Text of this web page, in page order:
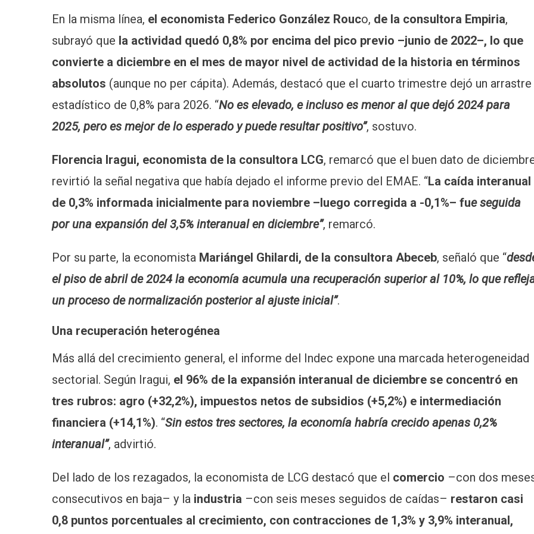
En la misma línea, el economista Federico González Rouco, de la consultora Empiria,
subrayó que la actividad quedó 0,8% por encima del pico previo –junio de 2022–, lo que
convierte a diciembre en el mes de mayor nivel de actividad de la historia en términos
absolutos (aunque no per cápita). Además, destacó que el cuarto trimestre dejó un arrastre
estadístico de 0,8% para 2026. “No es elevado, e incluso es menor al que dejó 2024 para
2025, pero es mejor de lo esperado y puede resultar positivo”, sostuvo.
Florencia Iragui, economista de la consultora LCG, remarcó que el buen dato de
revirtió la señal negativa que había dejado el informe previo del EMAE. “La caída interanual
de 0,3% informada inicialmente para noviembre –luego corregida a -0,1%– fue seguida
por una expansión del 3,5% interanual en diciembre”, remarcó.
Por su parte, la economista Mariángel Ghilardi, de la consultora Abeceb, señaló que “
el piso de abril de 2024 la economía acumula una recuperación superior al 10%, lo que
un proceso de normalización posterior al ajuste inicial”.
Una recuperación heterogénea
Más allá del crecimiento general, el informe del Indec expone una marcada heterogeneidad
sectorial. Según Iragui, el 96% de la expansión interanual de diciembre se concentró en
tres rubros: agro (+32,2%), impuestos netos de subsidios (+5,2%) e intermediación
financiera (+14,1%). “Sin estos tres sectores, la economía habría crecido apenas 0,2%
interanual”, advirtió.
Del lado de los rezagados, la economista de LCG destacó que el comercio –con dos
consecutivos en baja– y la industria –con seis meses seguidos de caídas– restaron casi
0,8 puntos porcentuales al crecimiento, con contracciones de 1,3% y 3,9% interanual,